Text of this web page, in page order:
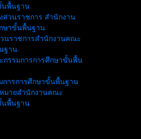
นพื้นฐาน
ส่วนราชการ สำนักงาน
ษาขั้นพื้นฐาน
นราชการสำนักงานคณะ
ฐาน
กรรมการการศึกษาขั้นพื้น
การการศึกษาขั้นพื้นฐาน
มายสำนักงานคณะ
นพื้นฐาน